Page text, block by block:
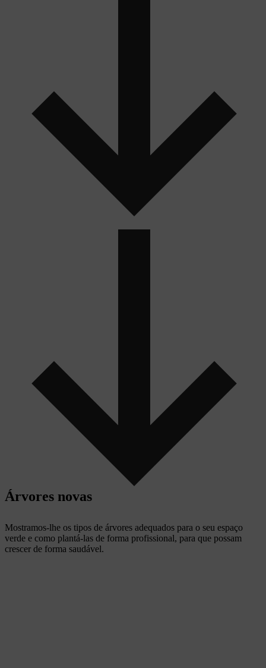
Árvores novas
Mostramos-lhe os tipos de árvores adequados para o seu espaço
verde e como plantá-las de forma profissional, para que possam
crescer de forma saudável.